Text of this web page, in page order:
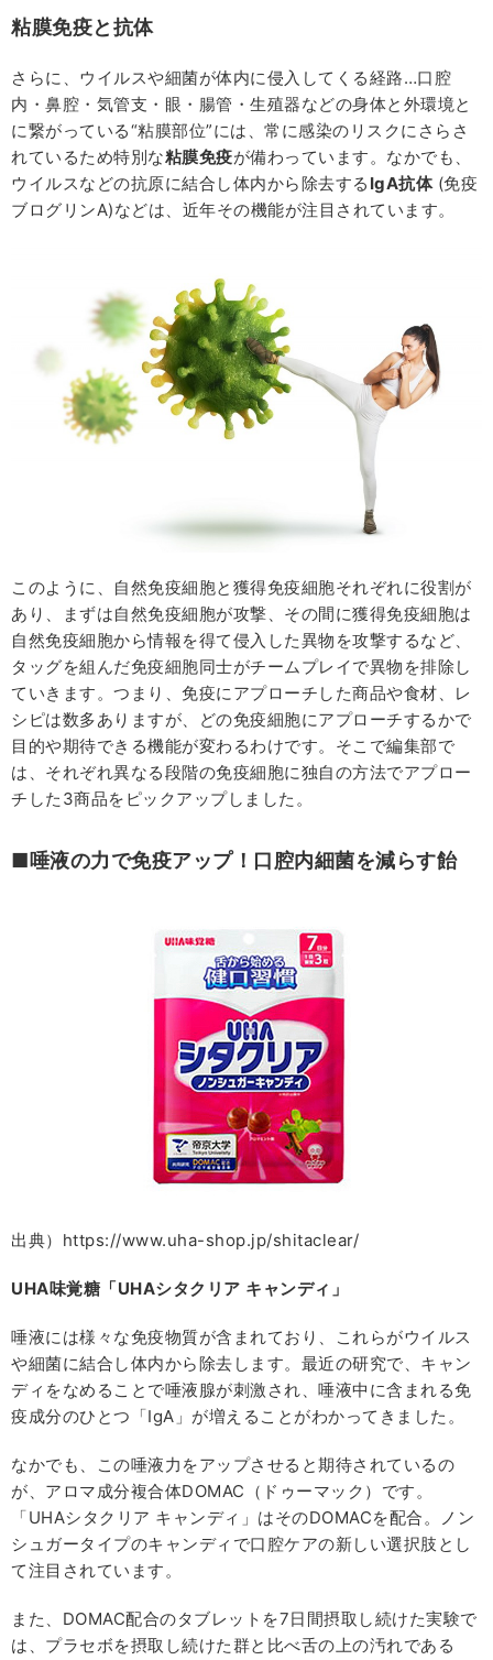
粘膜免疫と抗体
さらに、ウイルスや細菌が体内に侵入してくる経路…口腔
内・鼻腔・気管支・眼・腸管・生殖器などの身体と外環境と
に繋がっている“粘膜部位”には、常に感染のリスクにさらさ
れているため特別な粘膜免疫が備わっています。なかでも、
ウイルスなどの抗原に結合し体内から除去する IgA抗体(免疫
ブログリンA)などは、近年その機能が注目されています。
このように、自然免疫細胞と獲得免疫細胞それぞれに役割が
あり、まずは自然免疫細胞が攻撃、その間に獲得免疫細胞は
自然免疫細胞から情報を得て侵入した異物を攻撃するなど、
タッグを組んだ免疫細胞同士がチームプレイで異物を排除し
ていきます。つまり、免疫にアプローチした商品や食材、レ
シピは数多ありますが、どの免疫細胞にアプローチするかで
目的や期待できる機能が変わるわけです。そこで編集部で
は、それぞれ異なる段階の免疫細胞に独自の方法でアプロー
チした3商品をピックアップしました。
■唾液の力で免疫アップ！口腔内細菌を減らす飴
出典）https://www.uha-shop.jp/shitaclear/
UHA味覚糖「UHAシタクリア キャンディ」
唾液には様々な免疫物質が含まれており、これらがウイルス
や細菌に結合し体内から除去します。最近の研究で、キャン
ディをなめることで唾液腺が刺激され、唾液中に含まれる免
疫成分のひとつ「IgA」が増えることがわかってきました。
なかでも、この唾液力をアップさせると期待されているの
が、アロマ成分複合体DOMAC（ドゥーマック）です。
「UHAシタクリア キャンディ」はそのDOMACを配合。ノン
シュガータイプのキャンディで口腔ケアの新しい選択肢とし
て注目されています。
また、DOMAC配合のタブレットを7日間摂取し続けた実験で
は、プラセボを摂取し続けた群と比べ舌の上の汚れである